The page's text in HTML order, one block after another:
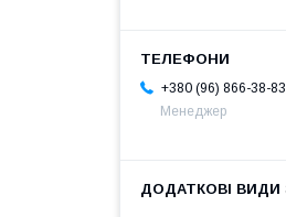
+380 (96) 866-38-83
Менеджер